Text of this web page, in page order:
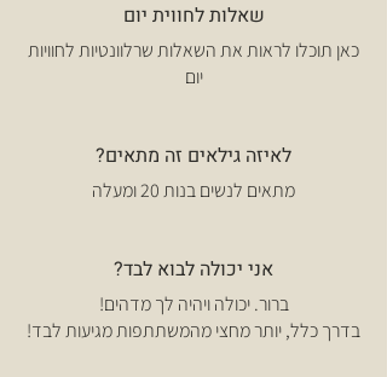
שאלות לחווית יום
כאן תוכלו לראות את השאלות שרלוונטיות לחוויות
יום
לאיזה גילאים זה מתאים?
מתאים לנשים בנות 20 ומעלה
אני יכולה לבוא לבד?
ברור. יכולה ויהיה לך מדהים!
בדרך כלל, יותר מחצי מהמשתתפות מגיעות לבד!